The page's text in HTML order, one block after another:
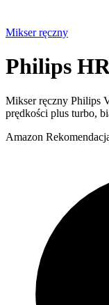
Mikser ręczny
Philips
Mikser ręczny Philips
prędkości plus turbo,
Amazon